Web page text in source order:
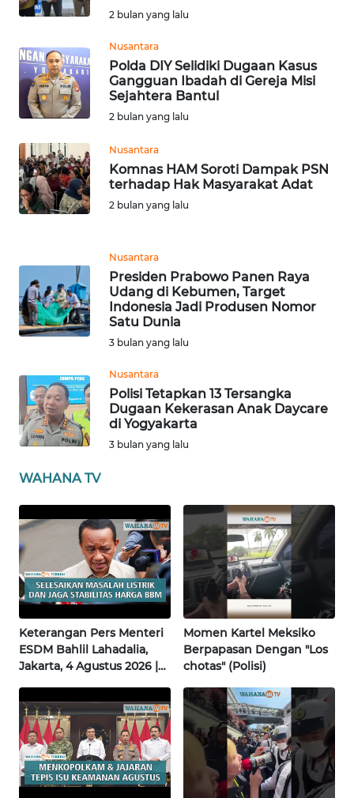
2 bulan yang lalu
Nusantara
Polda DIY Selidiki Dugaan Kasus
Gangguan Ibadah di Gereja Misi
Sejahtera Bantul
2 bulan yang lalu
Nusantara
Komnas HAM Soroti Dampak PSN
terhadap Hak Masyarakat Adat
2 bulan yang lalu
Nusantara
Presiden Prabowo Panen Raya
Udang di Kebumen, Target
Indonesia Jadi Produsen Nomor
Satu Dunia
3 bulan yang lalu
Nusantara
Polisi Tetapkan 13 Tersangka
Dugaan Kekerasan Anak Daycare
di Yogyakarta
3 bulan yang lalu
WAHANA TV
Keterangan Pers Menteri
ESDM Bahlil Lahadalia,
Jakarta, 4 Agustus 2026 |
Momen Kartel Meksiko
Berpapasan Dengan "Los
chotas" (Polisi)
BANTEN
WN
NTT
WN
KEPRI
WN
PAPUA
BARAT
WN
SERAMBI
WN
JAMBI
WN
WN
NTB
WN
SULTENG
WN
SULBAR
WN
BABEL